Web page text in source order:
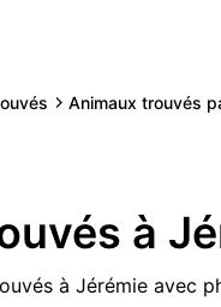
Animaux trouvés
à
à Jérémie avec